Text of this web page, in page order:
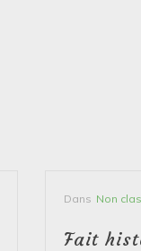
Dans Non
Fait